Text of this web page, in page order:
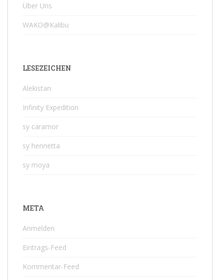
Über Uns
WAKO@Kalibu
LESEZEICHEN
Alekistan
Infinity Expedition
sy caramor
sy henrietta
sy moya
META
Anmelden
Eintrags-Feed
Kommentar-Feed